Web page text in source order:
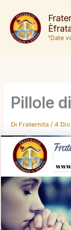
contenuto
"Date
Pillole
Di Fraternita /4